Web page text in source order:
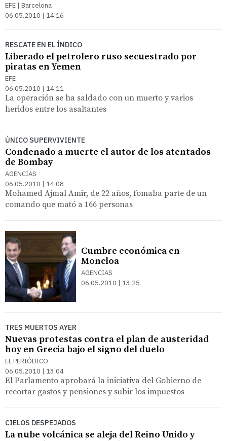
EFE | Barcelona
06.05.2010 | 14:16
RESCATE EN EL ÍNDICO
Liberado el petrolero ruso secuestrado por
piratas en Yemen
EFE
06.05.2010 | 14:11
La operación se ha saldado con un muerto y varios
heridos entre los asaltantes
ÚNICO SUPERVIVIENTE
Condenado a muerte el autor de los atentados
de Bombay
AGENCIAS
06.05.2010 | 14:08
Mohamed Ajmal Amir, de 22 años, fomaba parte de un
comando que mató a 166 personas
Cumbre económica en
Moncloa
AGENCIAS
06.05.2010 | 13:25
TRES MUERTOS AYER
Nuevas protestas contra el plan de austeridad
hoy en Grecia bajo el signo del duelo
EL PERIÓDICO
06.05.2010 | 13:04
El Parlamento aprobará la iniciativa del Gobierno de
recortar gastos y pensiones y subir los impuestos
CIELOS DESPEJADOS
La nube volcánica se aleja del Reino Unido y